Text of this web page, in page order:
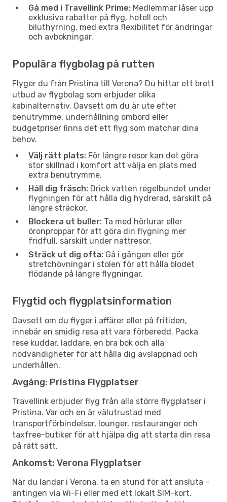
Gå med i Travellink Prime: Medlemmar låser upp
exklusiva rabatter på flyg, hotell och
biluthyrning, med extra flexibilitet för ändringar
och avbokningar.
Populära flygbolag på rutten
Flyger du från Pristina till Verona? Du hittar ett brett
utbud av flygbolag som erbjuder olika
kabinalternativ. Oavsett om du är ute efter
benutrymme, underhållning ombord eller
budgetpriser finns det ett flyg som matchar dina
behov.
Välj rätt plats: För längre resor kan det göra
stor skillnad i komfort att välja en plats med
extra benutrymme.
Håll dig fräsch: Drick vatten regelbundet under
flygningen för att hålla dig hydrerad, särskilt på
längre sträckor.
Blockera ut buller: Ta med hörlurar eller
öronproppar för att göra din flygning mer
fridfull, särskilt under nattresor.
Sträck ut dig ofta: Gå i gången eller gör
stretchövningar i stolen för att hålla blodet
flödande på längre flygningar.
Flygtid och flygplatsinformation
Oavsett om du flyger i affärer eller på fritiden,
innebär en smidig resa att vara förberedd. Packa
rese kuddar, laddare, en bra bok och alla
nödvändigheter för att hålla dig avslappnad och
underhållen.
Avgång: Pristina Flygplatser
Travellink erbjuder flyg från alla större flygplatser i
Pristina. Var och en är välutrustad med
transportförbindelser, lounger, restauranger och
taxfree-butiker för att hjälpa dig att starta din resa
på rätt sätt.
Ankomst: Verona Flygplatser
När du landar i Verona, ta en stund för att ansluta –
antingen via Wi-Fi eller med ett lokalt SIM-kort.